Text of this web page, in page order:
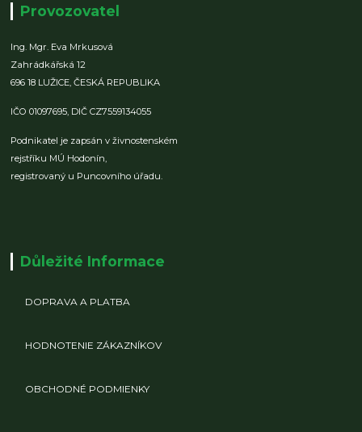
Provozovatel
Ing. Mgr. Eva Mrkusová
Zahrádkářská 12
696 18 LUŽICE,ČESKÁ REPUBLIKA
IČO 01097695, DIČ CZ7559134055
Podnikatel je zapsán v živnostenském
rejstříku MÚ Hodonín,
registrovaný u Puncovního úřadu.
Důležité Informace
DOPRAVA A PLATBA
HODNOTENIE ZÁKAZNÍKOV
OBCHODNÉ PODMIENKY